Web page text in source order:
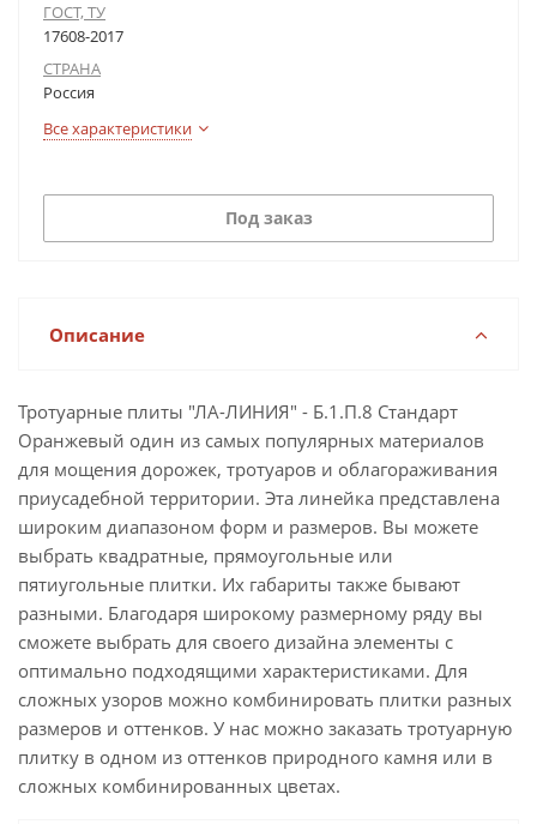
ГОСТ, ТУ
17608-2017
СТРАНА
Россия
Все характеристики
Под заказ
Описание
Тротуарные плиты "ЛА-ЛИНИЯ" - Б.1.П.8 Стандарт
Оранжевый один из самых популярных материалов
для мощения дорожек, тротуаров и облагораживания
приусадебной территории. Эта линейка представлена
широким диапазоном форм и размеров. Вы можете
выбрать квадратные, прямоугольные или
пятиугольные плитки. Их габариты также бывают
разными. Благодаря широкому размерному ряду вы
сможете выбрать для своего дизайна элементы с
оптимально подходящими характеристиками. Для
сложных узоров можно комбинировать плитки разных
размеров и оттенков. У нас можно заказать тротуарную
плитку в одном из оттенков природного камня или в
сложных комбинированных цветах.